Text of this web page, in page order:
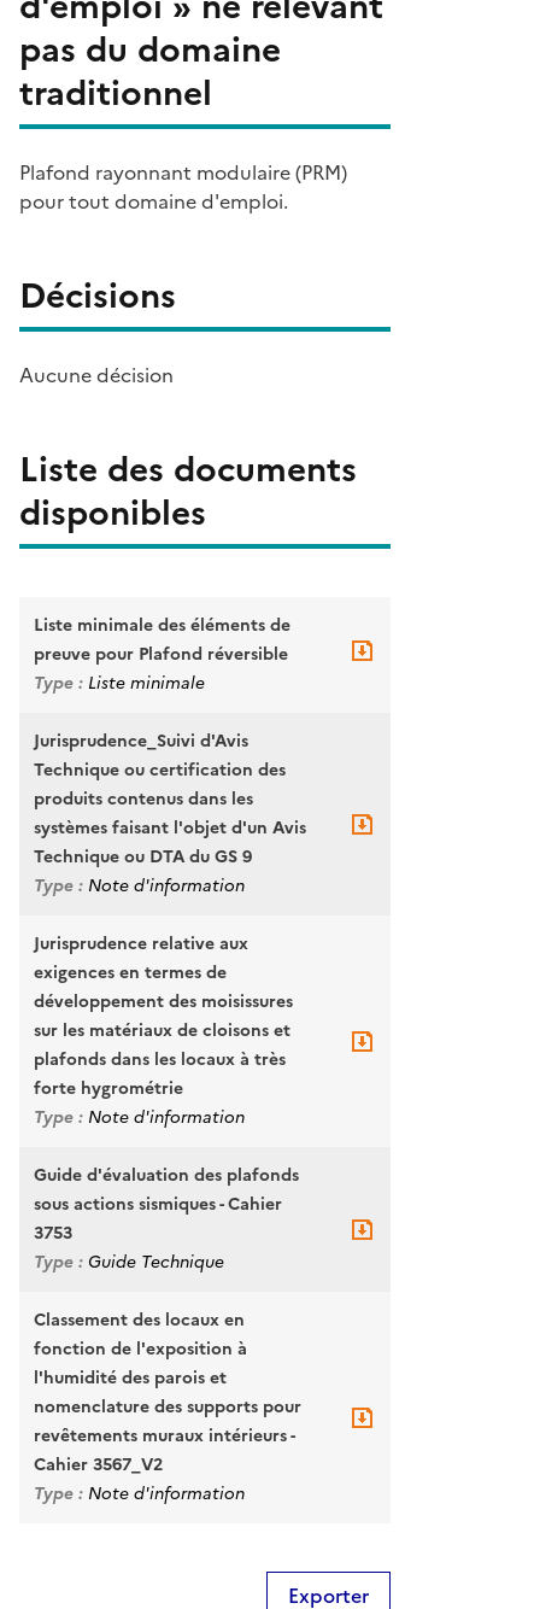
pas du domaine
traditionnel
Plafond rayonnant modulaire (PRM)
pour tout domaine d'emploi.
Décisions
Aucune décision
Liste des documents
disponibles
Liste minimale des éléments de
preuve pour Plafond réversible
Type : Liste minimale
Jurisprudence_Suivi d'Avis
Technique ou certification des
produits contenus dans les
systèmes faisant l'objet d'un Avis
Technique ou DTA du GS 9
Type : Note d'information
Jurisprudence relative aux
exigences en termes de
développement des moisissures
sur les matériaux de cloisons et
plafonds dans les locaux à très
forte hygrométrie
Type : Note d'information
Guide d'évaluation des plafonds
sous actions sismiques - Cahier
3753
Type :Guide Technique
Classement des locaux en
fonction de l'exposition à
l'humidité des parois et
nomenclature des supports pour
revêtements muraux intérieurs -
Cahier 3567_V2
Type : Note d'information
Exporter